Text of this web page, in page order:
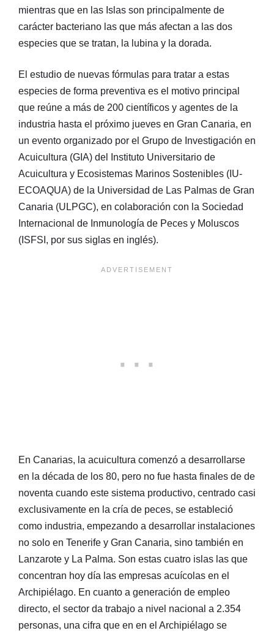
mientras que en las Islas son principalmente de
carácter bacteriano las que más afectan a las dos
especies que se tratan, la lubina y la dorada.
El estudio de nuevas fórmulas para tratar a estas
especies de forma preventiva es el motivo principal
que reúne a más de 200 científicos y agentes de la
industria hasta el próximo jueves en Gran Canaria, en
un evento organizado por el Grupo de Investigación en
Acuicultura (GIA) del Instituto Universitario de
Acuicultura y Ecosistemas Marinos Sostenibles (IU-
ECOAQUA) de la Universidad de Las Palmas de Gran
Canaria (ULPGC), en colaboración con la Sociedad
Internacional de Inmunología de Peces y Moluscos
(ISFSI, por sus siglas en inglés).
En Canarias, la acuicultura comenzó a desarrollarse
en la década de los 80, pero no fue hasta finales de de
noventa cuando este sistema productivo, centrado casi
exclusivamente en la cría de peces, se estableció
como industria, empezando a desarrollar instalaciones
no solo en Tenerife y Gran Canaria, sino también en
Lanzarote y La Palma. Son estas cuatro islas las que
concentran hoy día las empresas acuícolas en el
Archipiélago. En cuanto a generación de empleo
directo, el sector da trabajo a nivel nacional a 2.354
personas, una cifra que en en el Archipiélago se